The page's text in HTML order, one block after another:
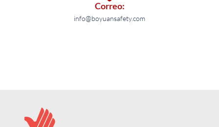
Correo:
info@boyuansafety.com